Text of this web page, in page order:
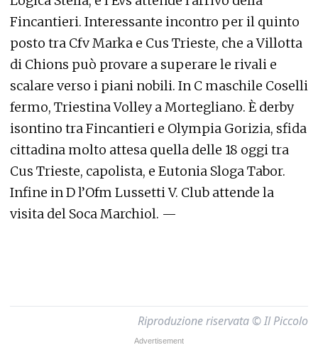
Fincantieri. Interessante incontro per il quinto
posto tra Cfv Marka e Cus Trieste, che a Villotta
di Chions può provare a superare le rivali e
scalare verso i piani nobili. In C maschile Coselli
fermo, Triestina Volley a Mortegliano. È derby
isontino tra Fincantieri e Olympia Gorizia, sfida
cittadina molto attesa quella delle 18 oggi tra
Cus Trieste, capolista, e Eutonia Sloga Tabor.
Infine in D l’Ofm Lussetti V. Club attende la
visita del Soca Marchiol. —
Riproduzione riservata © Il Piccolo